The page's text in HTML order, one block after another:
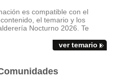
es compatible con el
el temario y los
Nocturno 2026. Te
ver temario